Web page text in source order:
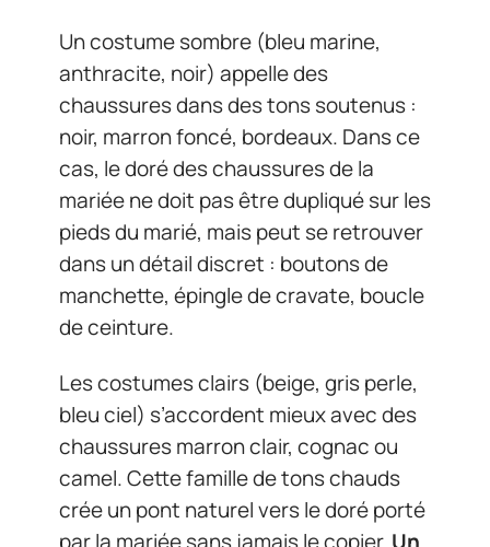
Un costume sombre (bleu marine,
anthracite, noir) appelle des
chaussures dans des tons soutenus :
noir, marron foncé, bordeaux. Dans ce
cas, le doré des chaussures de la
mariée ne doit pas être dupliqué sur les
pieds du marié, mais peut se retrouver
dans un détail discret : boutons de
manchette, épingle de cravate, boucle
de ceinture.
Les costumes clairs (beige, gris perle,
bleu ciel) s’accordent mieux avec des
chaussures marron clair, cognac ou
camel. Cette famille de tons chauds
crée un pont naturel vers le doré porté